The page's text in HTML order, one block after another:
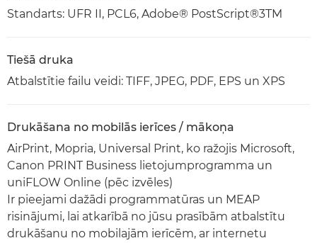
Standarts: UFR II, PCL6, Adobe® PostScript®3TM
Tiešā druka
Atbalstītie failu veidi: TIFF, JPEG, PDF, EPS un XPS
Drukāšana no mobilās ierīces / mākoņa
AirPrint, Mopria, Universal Print, ko ražojis Microsoft,
Canon PRINT Business lietojumprogramma un
uniFLOW Online (pēc izvēles)
Ir pieejami dažādi programmatūras un MEAP
risinājumi, lai atkarībā no jūsu prasībām atbalstītu
drukāšanu no mobilajām ierīcēm, ar internetu